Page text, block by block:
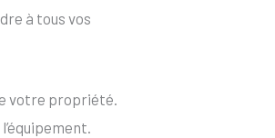
à tous vos
votre propriété.